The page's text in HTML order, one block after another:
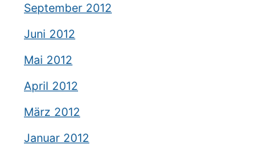
September 2012
Juni 2012
Mai 2012
April 2012
März 2012
Januar 2012